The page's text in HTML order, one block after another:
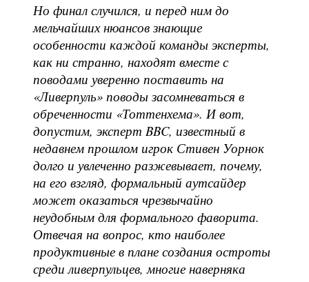
Но финал случился, и перед ним до
мельчайших нюансов знающие
особенности каждой команды эксперты,
как ни странно, находят вместе с
поводами уверенно поставить на
«Ливерпуль» поводы засомневаться в
обреченности «Тоттенхема». И вот,
допустим, эксперт BBC, известный в
недавнем прошлом игрок Стивен Уорнок
долго и увлеченно разжевывает, почему,
на его взгляд, формальный аутсайдер
может оказаться чрезвычайно
неудобным для формального фаворита.
Отвечая на вопрос, кто наиболее
продуктивные в плане создания остроты
среди ливерпульцев, многие наверняка